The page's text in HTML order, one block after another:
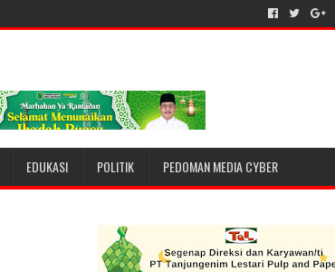
EDUKASI POLITIK PEDOMAN MEDIA CYBER